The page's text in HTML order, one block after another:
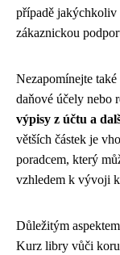
případě jakýchkoliv
zákaznickou
Nezapomínejte
daňové účely nebo
výpisy z účtu a
větších částek je
poradcem, který
vzhledem k vývoji
Důležitým
Kurz libry vůči